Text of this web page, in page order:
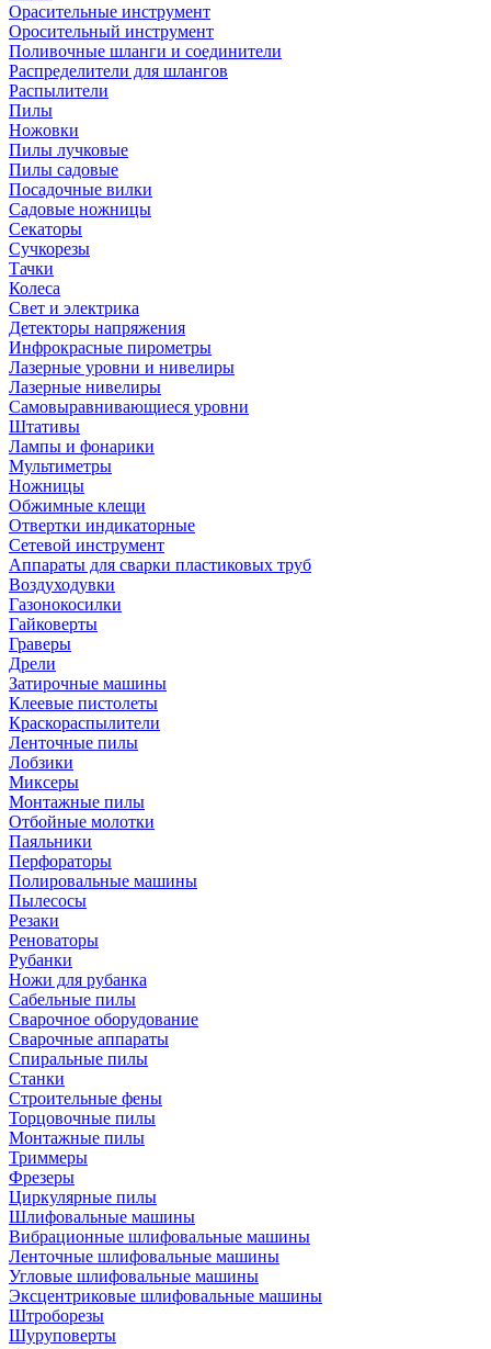
Орасительные инструмент
Оросительный инструмент
Поливочные шланги и соединители
Распределители для шлангов
Распылители
Пилы
Ножовки
Пилы лучковые
Пилы садовые
Посадочные вилки
Садовые ножницы
Секаторы
Сучкорезы
Тачки
Колеса
Свет и электрика
Детекторы напряжения
Инфрокрасные пирометры
Лазерные уровни и нивелиры
Лазерные нивелиры
Самовыравнивающиеся уровни
Штативы
Лампы и фонарики
Мультиметры
Ножницы
Обжимные клещи
Отвертки индикаторные
Сетевой инструмент
Аппараты для сварки пластиковых труб
Воздуходувки
Газонокосилки
Гайковерты
Граверы
Дрели
Затирочные машины
Клеевые пистолеты
Краскораспылители
Ленточные пилы
Лобзики
Миксеры
Монтажные пилы
Отбойные молотки
Паяльники
Перфораторы
Полировальные машины
Пылесосы
Резаки
Реноваторы
Рубанки
Ножи для рубанка
Сабельные пилы
Сварочное оборудование
Сварочные аппараты
Спиральные пилы
Станки
Строительные фены
Торцовочные пилы
Монтажные пилы
Триммеры
Фрезеры
Циркулярные пилы
Шлифовальные машины
Вибрационные шлифовальные машины
Ленточные шлифовальные машины
Угловые шлифовальные машины
Эксцентриковые шлифовальные машины
Штроборезы
Шуруповерты